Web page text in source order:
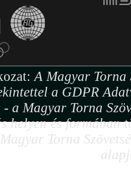
A Magyar Torna
a GDPR
a Magyar Torna
helyen és formában
Torna